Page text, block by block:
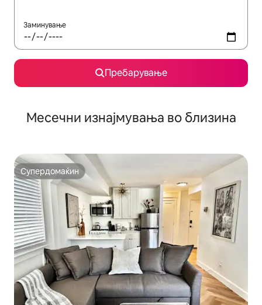
Заминување
Пребарување
Месечни изнајмувања во близина
Супердомаќин
Супердомаќин